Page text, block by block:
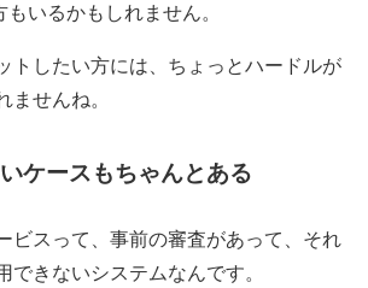
いるかもしれません。
トしたい方には、ちょっとハードルが
ませんね。
ケースもちゃんとある
ビスって、事前の審査があって、それ
できないシステムなんです。